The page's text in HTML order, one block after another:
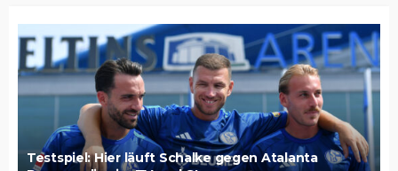
Testspiel: Hier läuft Schalke gegen Atalanta